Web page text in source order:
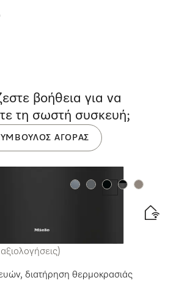
Χρώμα:Χρώμα:Χρώμα:
Χρώμα:Χρώμα:
χωρίς λαβές, ύψους 29 cm
διατήρηση θερμοκρασιάς
βοήθεια για να
τη σωστή συσκευή;
ΑΓΟΡΆΣ